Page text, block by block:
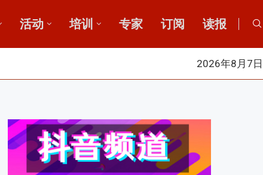
活动 培训 专家 订阅 读报
2026年8月7日